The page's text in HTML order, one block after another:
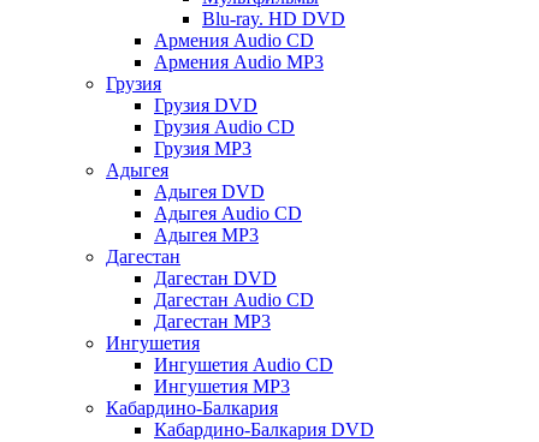
Blu-ray. HD DVD
Армения Audio CD
Армения Audio MP3
Грузия
Грузия DVD
Грузия Audio CD
Грузия MP3
Адыгея
Адыгея DVD
Адыгея Audio CD
Адыгея MP3
Дагестан
Дагестан DVD
Дагестан Audio CD
Дагестан MP3
Ингушетия
Ингушетия Audio CD
Ингушетия MP3
Кабардино-Балкария
Кабардино-Балкария DVD